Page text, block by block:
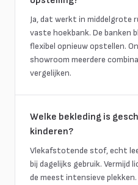
Ja, dat werkt in middelgrote
vaste hoekbank. De banken
flexibel opnieuw opstellen.
showroom meerdere
vergelijken.
Welke bekleding is
kinderen?
Vlekafstotende stof, echt
bij dagelijks gebruik. Vermijd
de meest intensieve